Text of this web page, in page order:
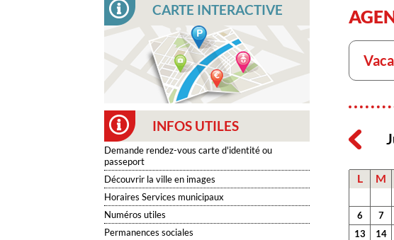
CARTE INTERACTIVE
INFOS UTILES
Demande rendez-vous carte d'identité ou
passeport
Découvrir la ville en images
Horaires Services municipaux
Numéros utiles
Permanences sociales
L M
6
7
13
14